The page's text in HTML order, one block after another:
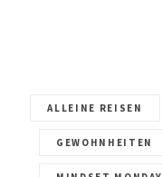
ALLEINE REISEN
GEWOHNHEITEN